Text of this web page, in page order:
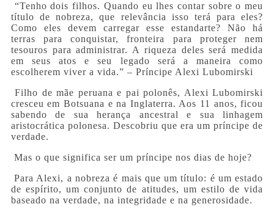
“Tenho dois filhos. Quando eu lhes contar sobre o meu
título de nobreza, que relevância isso terá para eles?
Como eles devem carregar esse estandarte? Não há
terras para conquistar, fronteira para proteger nem
tesouros para administrar. A riqueza deles será medida
em seus atos e seu legado será a maneira como
escolherem viver a vida.” – Príncipe Alexi Lubomirski
Filho de mãe peruana e pai polonês, Alexi Lubomirski
cresceu em Botsuana e na Inglaterra. Aos 11 anos, ficou
sabendo de sua herança ancestral e sua linhagem
aristocrática polonesa. Descobriu que era um príncipe de
verdade.
Mas o que significa ser um príncipe nos dias de hoje?
Para Alexi, a nobreza é mais que um título: é um estado
de espírito, um conjunto de atitudes, um estilo de vida
baseado na verdade, na integridade e na generosidade.